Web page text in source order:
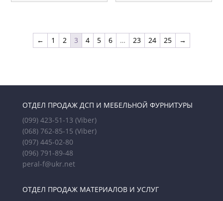
← 1 2 3 4 5 6 … 23 24 25 →
ОТДЕЛ ПРОДАЖ ДСП И МЕБЕЛЬНОЙ ФУРНИТУРЫ
(099) 423-51-13 (Viber)
(068) 762-85-15 (Viber)
(097) 445-02-80
(096) 791-89-48
peral-f@ukr.net
ОТДЕЛ ПРОДАЖ МАТЕРИАЛОВ И УСЛУГ